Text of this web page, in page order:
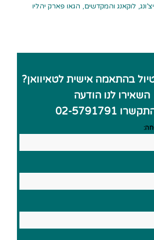
לוקאנג והמקדשים, הגאו פארק יהליו
בהתאמה אישית לטאיוואן?
השאירו לנו הודעה
02-5791791